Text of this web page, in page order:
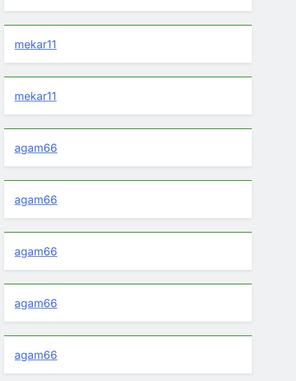
mekar11
mekar11
agam66
agam66
agam66
agam66
agam66